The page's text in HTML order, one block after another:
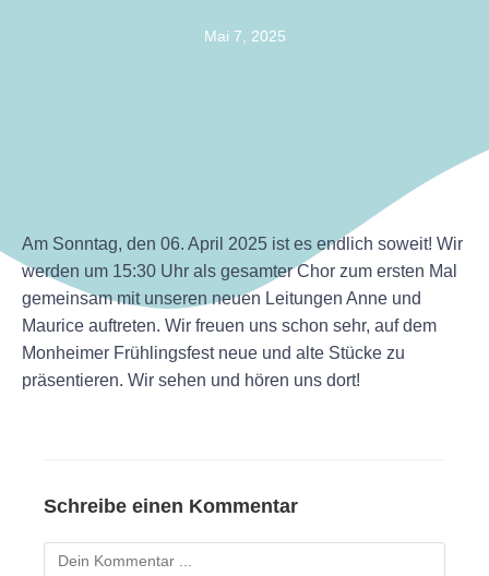
Mai 7, 2025
Am Sonntag, den 06. April 2025 ist es endlich soweit! Wir
werden um 15:30 Uhr als gesamter Chor zum ersten Mal
gemeinsam mit unseren neuen Leitungen Anne und
Maurice auftreten. Wir freuen uns schon sehr, auf dem
Monheimer Frühlingsfest neue und alte Stücke zu
präsentieren. Wir sehen und hören uns dort!
Schreibe einen Kommentar